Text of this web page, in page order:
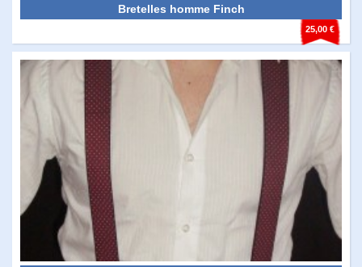
25,00 €
Bretelles homme Finch